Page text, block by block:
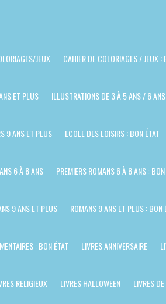
JEUX CAHIER DE COLORIAGES / JEUX :
ET PLUS ILLUSTRATIONS DE 3 À 5 ANS / 6
9 ANS ET PLUS ECOLE DES LOISIRS : BON ÉTAT
6 À 8 ANS PREMIERS ROMANS 6 À 8 ANS : BON
9 ANS ET PLUS ROMANS 9 ANS ET PLUS : BON
: BON ÉTAT LIVRES ANNIVERSAIRE
RELIGIEUX LIVRES HALLOWEEN LIVRES DE